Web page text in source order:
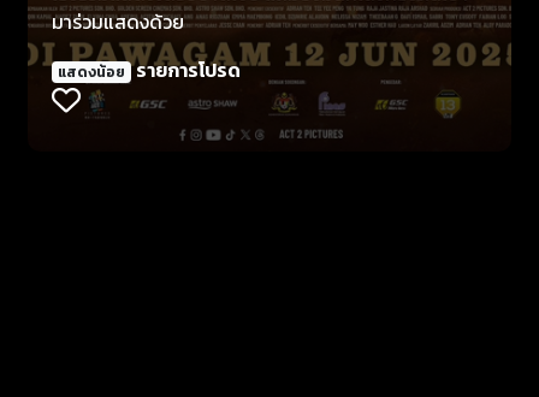
มาร่วมแสดงด้วย
แสดงน้อย รายการโปรด